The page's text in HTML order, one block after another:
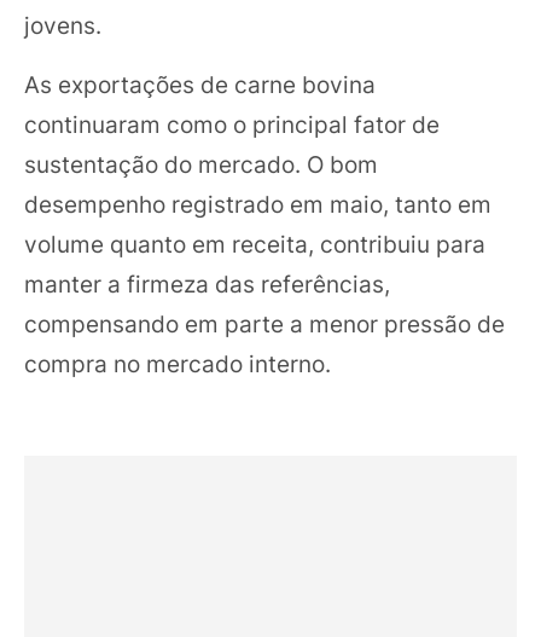
jovens.
As exportações de carne bovina
continuaram como o principal fator de
sustentação do mercado. O bom
desempenho registrado em maio, tanto em
volume quanto em receita, contribuiu para
manter a firmeza das referências,
compensando em parte a menor pressão de
compra no mercado interno.